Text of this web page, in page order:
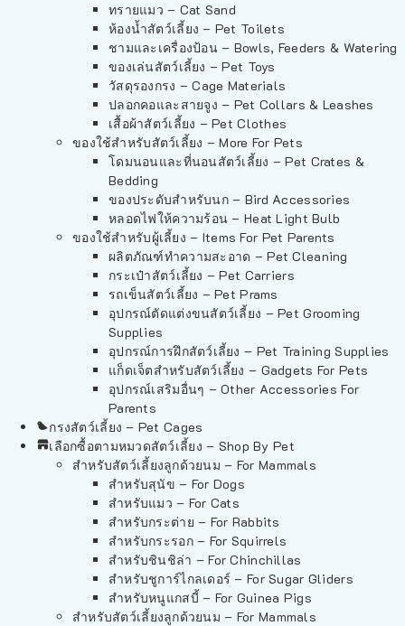
ทรายแมว – Cat Sand
ห้องน้ำสัตว์เลี้ยง – Pet Toilets
ชามและเครื่องป้อน – Bowls, Feeders & Watering
ของเล่นสัตว์เลี้ยง – Pet Toys
วัสดุรองกรง – Cage Materials
ปลอกคอและสายจูง – Pet Collars & Leashes
เสื้อผ้าสัตว์เลี้ยง – Pet Clothes
ของใช้สำหรับสัตว์เลี้ยง – More For Pets
โดมนอนและที่นอนสัตว์เลี้ยง – Pet Crates &
Bedding
ของประดับสำหรับนก – Bird Accessories
หลอดไฟให้ความร้อน – Heat Light Bulb
ของใช้สำหรับผู้เลี้ยง – Items For Pet Parents
ผลิตภัณฑ์ทำความสะอาด – Pet Cleaning
กระเป๋าสัตว์เลี้ยง – Pet Carriers
รถเข็นสัตว์เลี้ยง – Pet Prams
อุปกรณ์ตัดแต่งขนสัตว์เลี้ยง – Pet Grooming
Supplies
อุปกรณ์การฝึกสัตว์เลี้ยง – Pet Training Supplies
แก็ดเจ็ตสำหรับสัตว์เลี้ยง – Gadgets For Pets
อุปกรณ์เสริมอื่นๆ – Other Accessories For
Parents
กรงสัตว์เลี้ยง – Pet Cages
เลือกซื้อตามหมวดสัตว์เลี้ยง – Shop By Pet
สำหรับสัตว์เลี้ยงลูกด้วยนม – For Mammals
สำหรับสุนัข – For Dogs
สำหรับแมว – For Cats
สำหรับกระต่าย – For Rabbits
สำหรับกระรอก – For Squirrels
สำหรับชินชิล่า – For Chinchillas
สำหรับชูการ์ไกลเดอร์ – For Sugar Gliders
สำหรับหนูแกสบี้ – For Guinea Pigs
สำหรับสัตว์เลี้ยงลูกด้วยนม – For Mammals